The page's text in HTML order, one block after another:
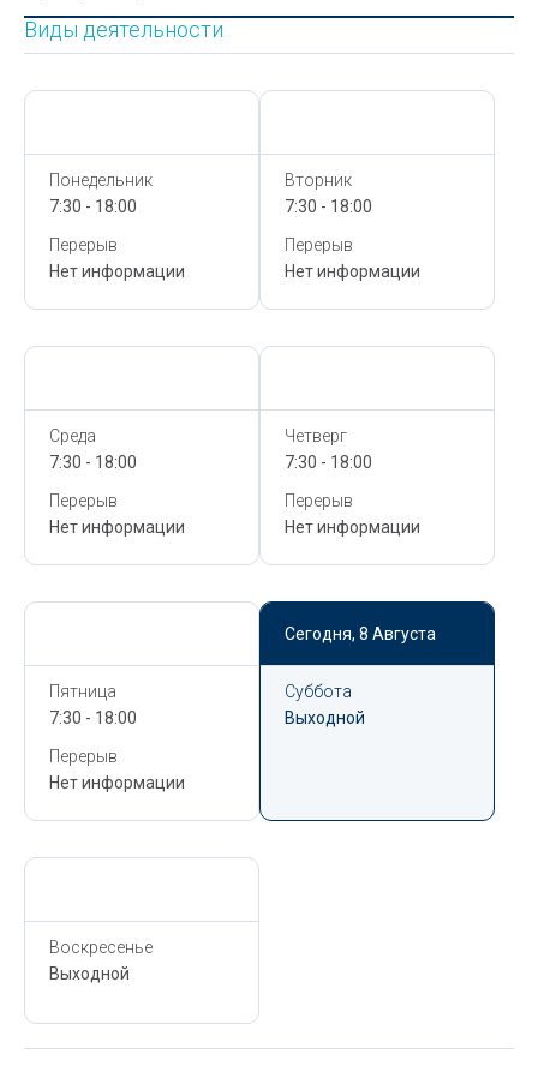
Виды деятельности
Понедельник
7:30 - 18:00
Перерыв
Нет информации
Вторник
7:30 - 18:00
Перерыв
Нет информации
Среда
7:30 - 18:00
Перерыв
Нет информации
Четверг
7:30 - 18:00
Перерыв
Нет информации
Пятница
7:30 - 18:00
Перерыв
Нет информации
Сегодня, 8 Августа
Суббота
Выходной
Воскресенье
Выходной